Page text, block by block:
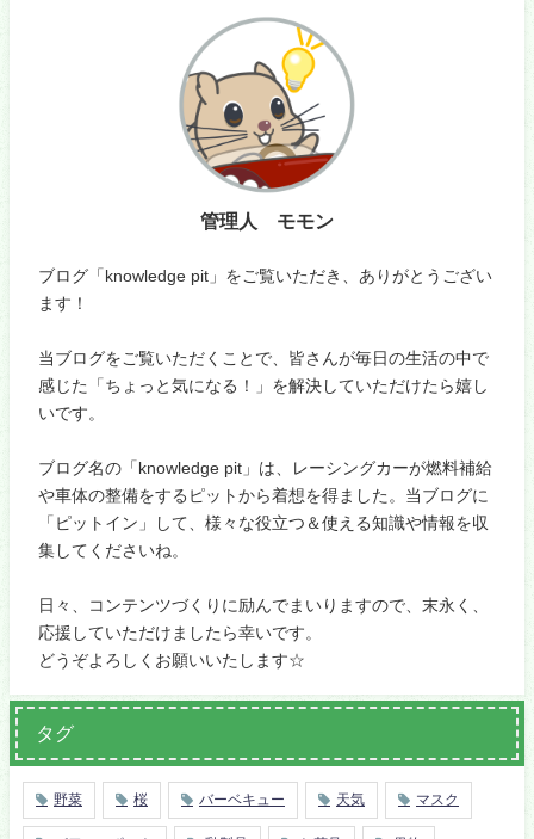
管理人 モモン
ブログ「knowledge pit」をご覧いただき、ありがとうござい
ます！
当ブログをご覧いただくことで、皆さんが毎日の生活の中で
感じた「ちょっと気になる！」を解決していただけたら嬉し
いです。
ブログ名の「knowledge pit」は、レーシングカーが燃料補給
や車体の整備をするピットから着想を得ました。当ブログに
「ピットイン」して、様々な役立つ＆使える知識や情報を収
集してくださいね。
日々、コンテンツづくりに励んでまいりますので、末永く、
応援していただけましたら幸いです。
どうぞよろしくお願いいたします☆
タグ
野菜 桜 バーベキュー 天気 マスク